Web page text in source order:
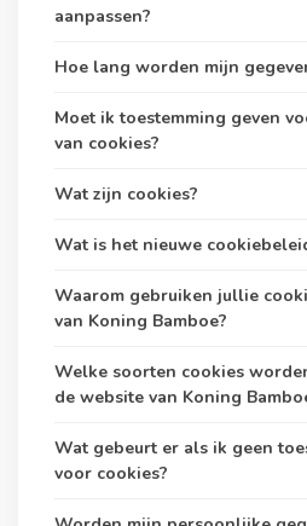
aanpassen?
Hoe lang worden mijn
Moet ik toestemming geven
van cookies?
Wat zijn cookies?
Wat is het nieuwe
Waarom gebruiken jullie
van Koning Bamboe?
Welke soorten cookies
de website van Koning
Wat gebeurt er als ik geen
voor cookies?